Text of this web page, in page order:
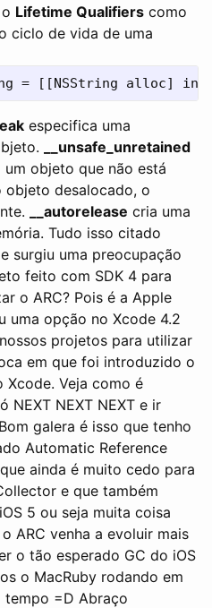
Lifetime Qualifiers como
ciclo de vida de uma
especifica uma
__unsafe_unretained
objeto que não está
objeto desalocado, o
__autorelease cria uma
Tudo isso citado
surgiu uma preocupação
feito com SDK 4 para
o ARC? Pois é a Apple
uma opção no Xcode 4.2
projetos para utilizar
em que foi introduzido o
Xcode. Veja como é
NEXT NEXT NEXT e ir
galera é isso que tenho
Automatic Reference
ainda é muito cedo para
e que também
5 ou seja muita coisa
ARC venha a evoluir mais
o tão esperado GC do iOS
o MacRuby rodando em
tempo =D Abraço